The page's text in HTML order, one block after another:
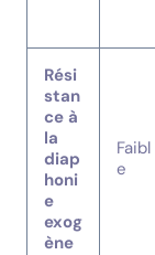
Rési
stan
ce à
la
diap
honi
e
exog
ène
Faibl
e